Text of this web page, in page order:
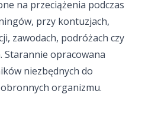
na przeciążenia podczas
przy kontuzjach,
zawodach, podróżach czy
Starannie opracowana
niezbędnych do
organizmu.